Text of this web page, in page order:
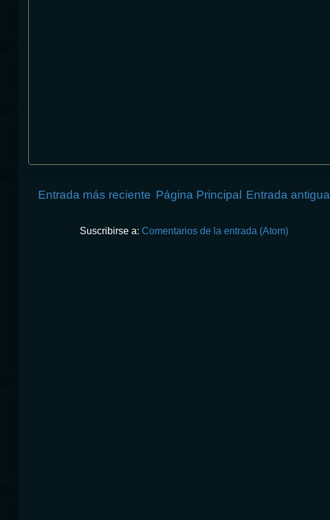
Entrada más reciente Entrada antigua
Página Principal
Suscribirse a: Comentarios de la entrada (Atom)